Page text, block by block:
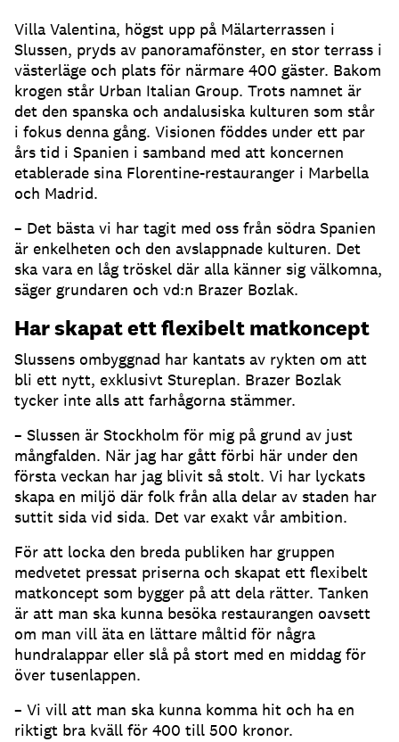
Villa Valentina, högst upp på Mälarterrassen i
Slussen, pryds av panoramafönster, en stor terrass i
västerläge och plats för närmare 400 gäster. Bakom
krogen står Urban Italian Group. Trots namnet är
det den spanska och andalusiska kulturen som står
i fokus denna gång. Visionen föddes under ett par
års tid i Spanien i samband med att koncernen
etablerade sina Florentine-restauranger i Marbella
och Madrid.
– Det bästa vi har tagit med oss från södra Spanien
är enkelheten och den avslappnade kulturen. Det
ska vara en låg tröskel där alla känner sig välkomna,
säger grundaren och vd:n Brazer Bozlak.
Har skapat ett flexibelt matkoncept
Slussens ombyggnad har kantats av rykten om att
bli ett nytt, exklusivt Stureplan. Brazer Bozlak
tycker inte alls att farhågorna stämmer.
– Slussen är Stockholm för mig på grund av just
mångfalden. När jag har gått förbi här under den
första veckan har jag blivit så stolt. Vi har lyckats
skapa en miljö där folk från alla delar av staden har
suttit sida vid sida. Det var exakt vår ambition.
För att locka den breda publiken har gruppen
medvetet pressat priserna och skapat ett flexibelt
matkoncept som bygger på att dela rätter. Tanken
är att man ska kunna besöka restaurangen oavsett
om man vill äta en lättare måltid för några
hundralappar eller slå på stort med en middag för
över tusenlappen.
– Vi vill att man ska kunna komma hit och ha en
riktigt bra kväll för 400 till 500 kronor.